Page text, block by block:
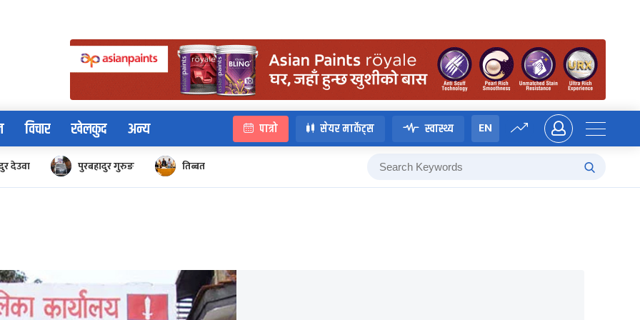
विचार खेलकुद अन्य पात्रो सेयर मार्केट्स स्वास्थ्य EN
देउवा पुरबहादुर गुरुङ तिब्बत